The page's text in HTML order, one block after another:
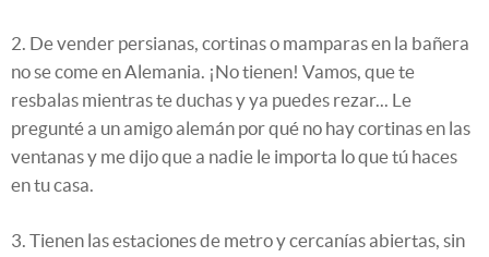
2. De vender persianas, cortinas o mamparas en la bañera
no se come en Alemania. ¡No tienen! Vamos, que te
resbalas mientras te duchas y ya puedes rezar... Le
pregunté a un amigo alemán por qué no hay cortinas en las
ventanas y me dijo que a nadie le importa lo que tú haces
en tu casa.
3. Tienen las estaciones de metro y cercanías abiertas, sin